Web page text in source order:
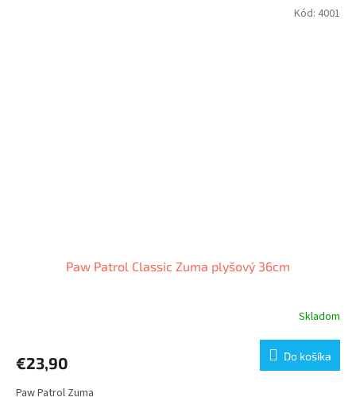
Paw Patrol Classic Zuma plyšový 36cm
Skladom
€23,90 Do košíka
Paw Patrol Zuma
Kód: 4001